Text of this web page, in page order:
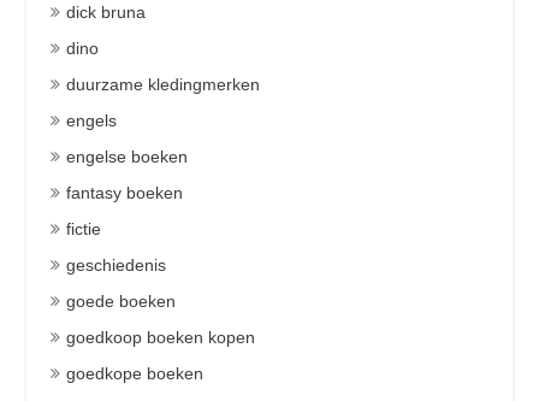
dick bruna
dino
duurzame kledingmerken
engels
engelse boeken
fantasy boeken
fictie
geschiedenis
goede boeken
goedkoop boeken kopen
goedkope boeken